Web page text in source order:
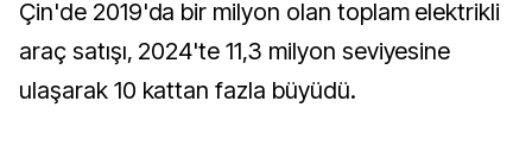
Çin'de 2019'da bir milyon olan toplam elektrikli
araç satışı, 2024'te 11,3 milyon seviyesine
ulaşarak 10 kattan fazla büyüdü.